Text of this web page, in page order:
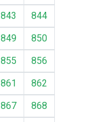
843
844
849
850
855
856
861
862
867
868